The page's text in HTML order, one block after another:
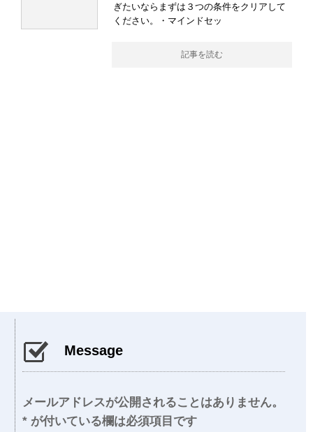
ぎたいならまずは３つの条件をクリアして
ください。・マインドセッ
記事を読む
Message
メールアドレスが公開されることはありません。
* が付いている欄は必須項目です